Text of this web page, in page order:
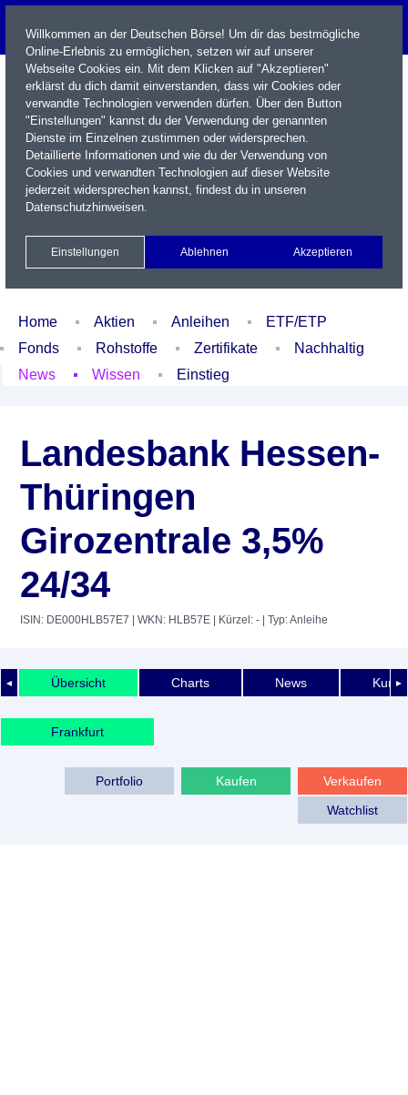
Name / WKN / ISIN / Kürzel
Xetra Realtime
Watchlist Portfolio Login
Home Aktien Anleihen
ETF/ETP
Fonds
Rohstoffe Zertifikate
Nachhaltig
News
Wissen Einstieg
Landesbank Hessen-
Thüringen
Girozentrale 3,5%
24/34
ISIN: DE000HLB57E7 | WKN: HLB57E | Kürzel: - | Typ: Anleihe
◄ ►
Übersicht Charts News
Frankfurt
Verkaufen
Kaufen
Portfolio
Watchlist
Willkommen an der Deutschen Börse! Um dir das bestmögliche
Online-Erlebnis zu ermöglichen, setzen wir auf unserer
Webseite Cookies ein. Mit dem Klicken auf "Akzeptieren"
erklärst du dich damit einverstanden, dass wir Cookies oder
verwandte Technologien verwenden dürfen. Über den Button
"Einstellungen" kannst du der Verwendung der genannten
Dienste im Einzelnen zustimmen oder widersprechen.
Detaillierte Informationen und wie du der Verwendung von
Cookies und verwandten Technologien auf dieser Website
jederzeit widersprechen kannst, findest du in unseren
Datenschutzhinweisen.
Einstellungen Ablehnen Akzeptieren